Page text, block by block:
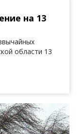
на 13
области 13